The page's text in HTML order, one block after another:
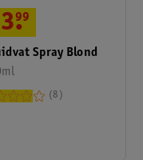
Spray Blond
3.
99
8